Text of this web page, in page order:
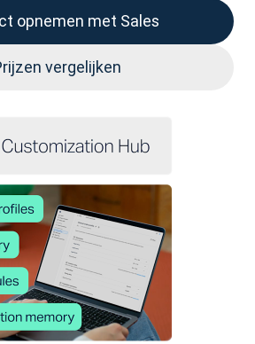
opnemen met Sales
vergelijken